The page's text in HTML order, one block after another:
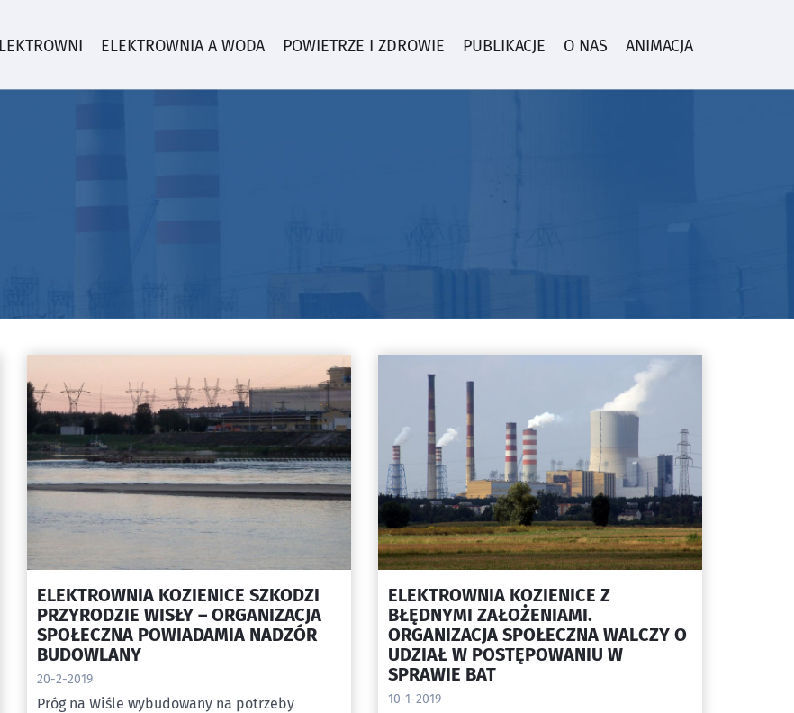
ELEKTROWNIA A WODA POWIETRZE I ZDROWIE PUBLIKACJE O NAS ANIMACJA
ELEKTROWNIA KOZIENICE SZKODZI
PRZYRODZIE WISŁY – ORGANIZACJA
SPOŁECZNA POWIADAMIA NADZÓR
BUDOWLANY
20-2-2019
Próg na Wiśle wybudowany na potrzeby
ELEKTROWNIA KOZIENICE Z
BŁĘDNYMI ZAŁOŻENIAMI.
ORGANIZACJA SPOŁECZNA WALCZY O
UDZIAŁ W POSTĘPOWANIU W
SPRAWIE BAT
10-1-2019